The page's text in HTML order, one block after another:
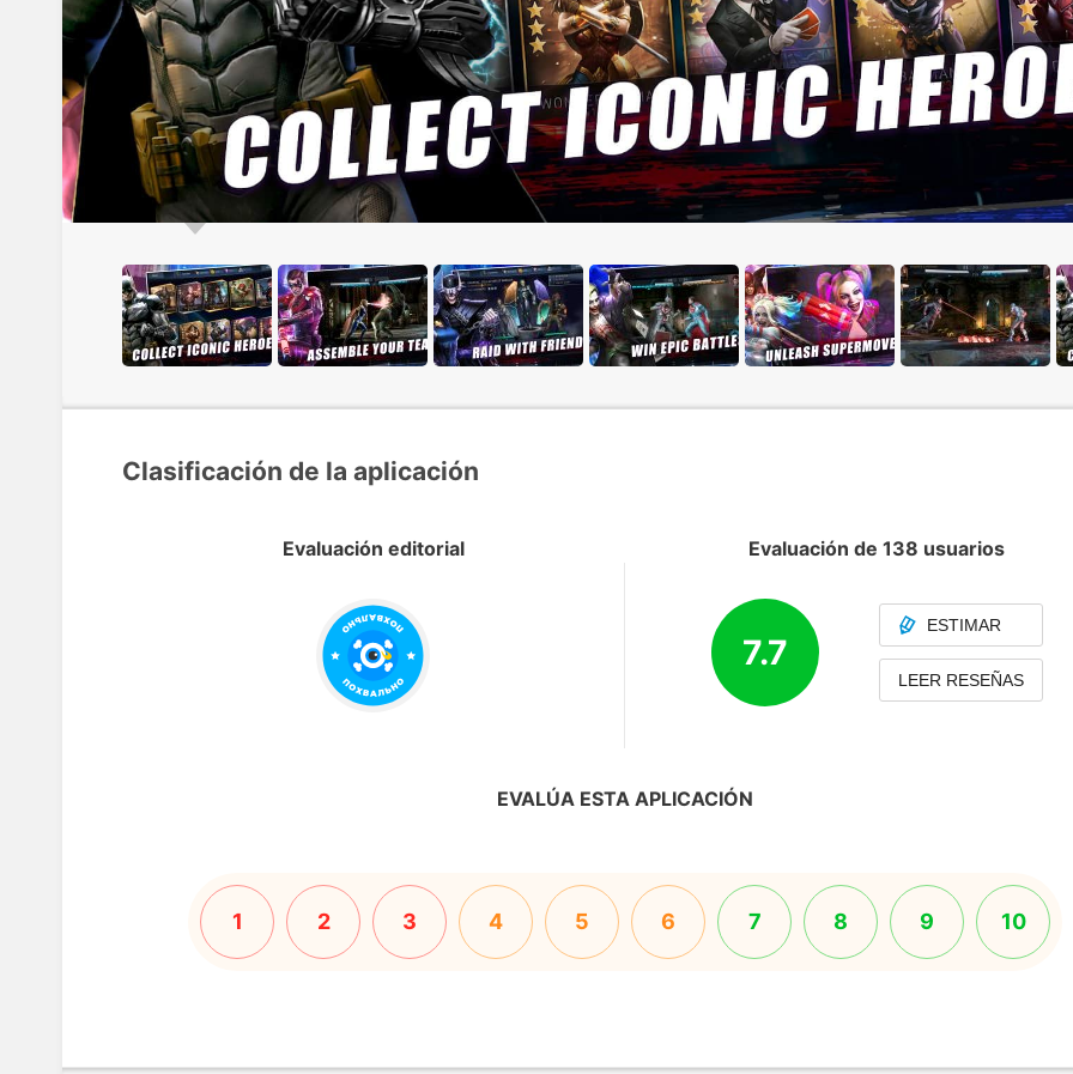
Clasificación de la aplicación
Evaluación editorial Evaluación de 138 usuarios
7.7
ESTIMAR
LEER RESEÑAS
EVALÚA ESTA APLICACIÓN
1 2 3 4 5 6 7 8 9 10